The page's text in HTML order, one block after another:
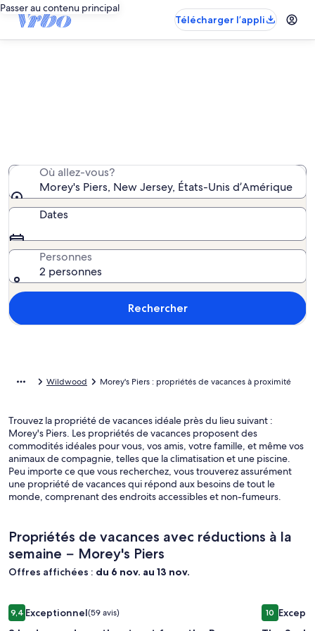
Passer au contenu principal
Télécharger l’appli
Où allez-vous?
Morey's Piers, New Jersey, États-Unis d’Amérique
Dates
Personnes
2 personnes
Rechercher
Wildwood Morey's Piers : propriétés de vacances à proximité
Trouvez la propriété de vacances idéale près du lieu suivant :
Morey's Piers. Les propriétés de vacances proposent des
commodités idéales pour vous, vos amis, votre famille, et même vos
animaux de compagnie, telles que la climatisation et une piscine.
Peu importe ce que vous recherchez, vous trouverez assurément
une propriété de vacances qui répond aux besoins de tout le
monde, comprenant des endroits accessibles et non-fumeurs.
Propriétés de vacances avec réductions à la
semaine − Morey's Piers
Offres affichées : du 6 nov. au 13 nov.
Galerie
d’images
9,49,4 sur 10, Exceptionnel, (59 avis)
Exceptionnel(59 avis)
3 bedroom down the street from the Bay (small dogGalerie
1010 sur 10,
The